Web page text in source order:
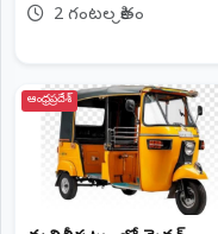
2 గంటల క్రితం
ఆంధ్రప్రదేశ్